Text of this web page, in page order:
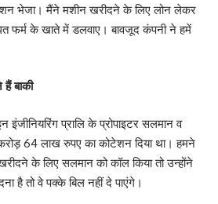
भेजा। मैंने मशीन खरीदने के लिए लोन लेकर
फर्म के खाते में डलवाए। बावजूद कंपनी ने हमें
बाकी
प्रालि के प्रोपाइटर सलमान व
64 लाख रुपए का कोटेशन दिया था। हमने
के लिए सलमान को कॉल किया तो उन्होंने
है तो वे पक्के बिल नहीं दे पाएंगे।